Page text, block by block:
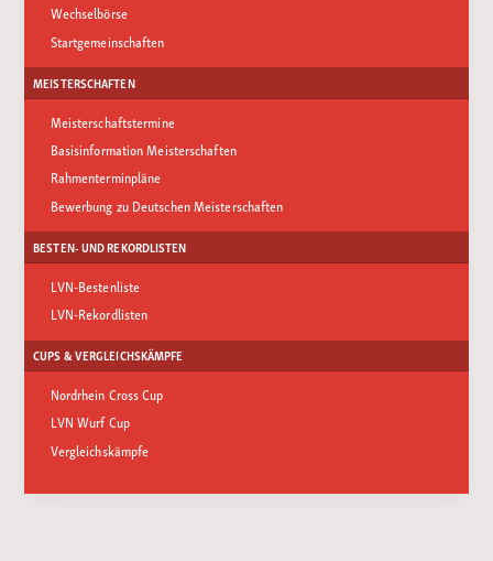
Wechselbörse
Startgemeinschaften
MEISTERSCHAFTEN
Meisterschaftstermine
Basisinformation Meisterschaften
Rahmenterminpläne
Bewerbung zu Deutschen Meisterschaften
BESTEN- UND REKORDLISTEN
LVN-Bestenliste
LVN-Rekordlisten
CUPS & VERGLEICHSKÄMPFE
Nordrhein Cross Cup
LVN Wurf Cup
Vergleichskämpfe